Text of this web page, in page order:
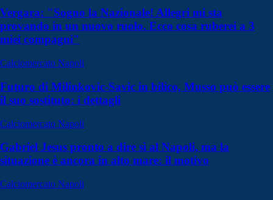
Vergara: "Sogno la Nazionale! Allegri mi sta
provando in un nuovo ruolo. Ecco cosa ruberei a 3
miei compagni"
Calciomercato Napoli
Futuro di Milinkovic-Savic in bilico, Musso può essere
il suo sostituto: i dettagli
Calciomercato Napoli
Gabriel Jesus pronto a dire sì al Napoli, ma la
situazione è ancora in alto mare: il motivo
Calciomercato Napoli